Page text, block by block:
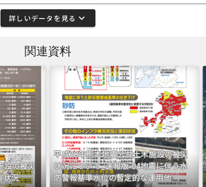
詳しいデータを見る expand_more
関連資料
設の被災
状況
平成28年熊本地震公共土木施設の被災
状況について_速報版-04地震に伴う水
防警報基準水位の暫定的な運用他